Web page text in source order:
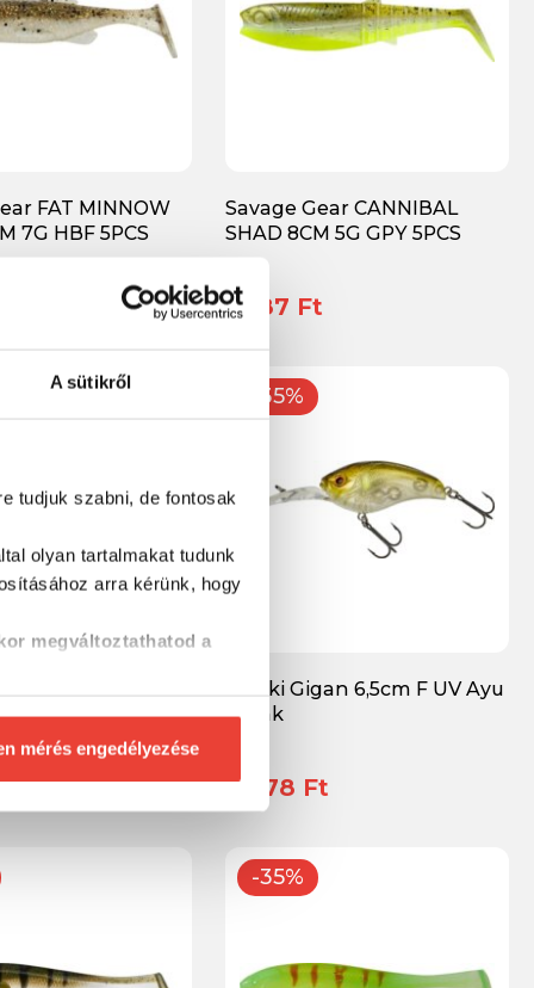
A sütikről
tudjuk szabni, de fontosak
olyan tartalmakat tudunk
arra kérünk, hogy
megváltoztathatod a
mérés engedélyezése
FAT MINNOW
7G HBF 5PCS
Savage Gear CANNIBAL
SHAD 8CM 5G GPY 5PCS
1 387 Ft
-35%
Gunki Gigan 6,5cm F UV Ayu
Crank
2 978 Ft
-35%